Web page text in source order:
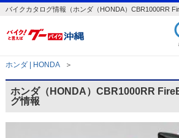
バイクカタログ情報（ホンダ（HONDA）CBR1000RR
ホンダ | HONDA ＞
ホンダ（HONDA）CBR1000RR
グ情報